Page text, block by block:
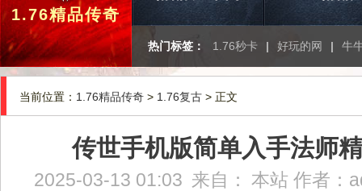
1.76精品传奇
热门标签： 1.76秒卡 | 好玩的网 | 牛
当前位置： 1.76精品传奇 > 1.76复古 > 正文
传世手机版简单入手法师
2025-03-13 01:03 来自： 本站 作者：